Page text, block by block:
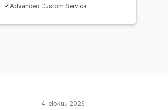
Advanced Custom Service
4. elokuu 2026